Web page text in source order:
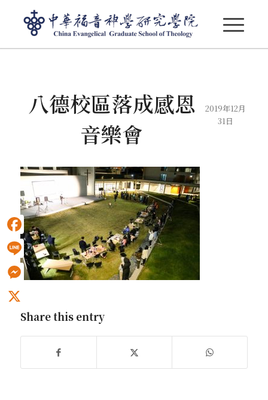
八德校區落成感恩
音樂會
2019年12月
31日
Share this entry
Facebook
Line
Messenger